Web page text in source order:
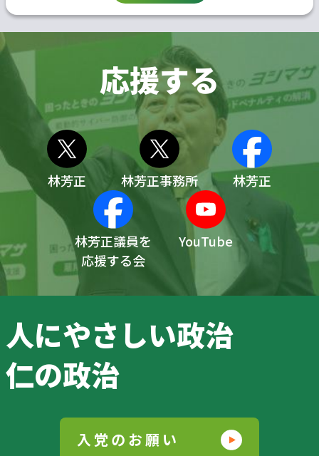
応援する
林芳正 林芳正事務所 林芳正
林芳正議員を
応援する会
YouTube
人にやさしい政治
仁の政治
入党のお願い